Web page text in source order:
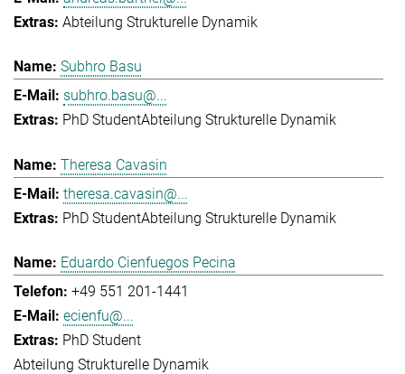
Abteilung Strukturelle Dynamik
Subhro Basu
subhro.basu@...
PhD StudentAbteilung Strukturelle Dynamik
Theresa Cavasin
theresa.cavasin@...
PhD StudentAbteilung Strukturelle Dynamik
Eduardo Cienfuegos Pecina
+49 551 201-1441
ecienfu@...
PhD Student
Abteilung Strukturelle Dynamik